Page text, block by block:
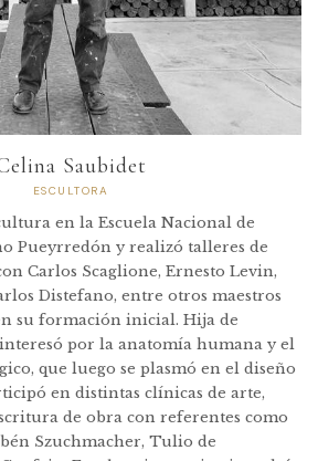
Saubidet
ESCULTORA
en la Escuela Nacional de
Pueyrredón y realizó talleres de
Carlos Scaglione, Ernesto Levin,
Distefano, entre otros maestros
su formación inicial. Hija de
por la anatomía humana y el
que luego se plasmó en el diseño
en distintas clínicas de arte,
de obra con referentes como
Szuchmacher, Tulio de